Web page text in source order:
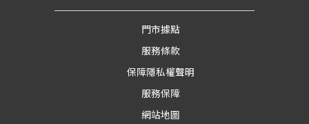
門市據點
服務條款
保障隱私權聲明
服務保障
網站地圖